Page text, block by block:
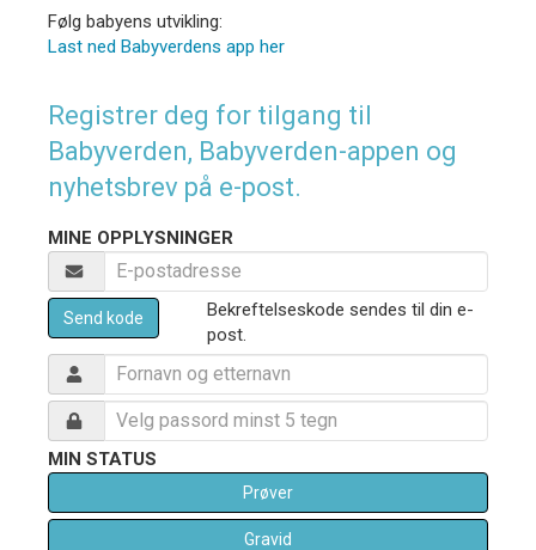
Følg babyens utvikling:
Last ned Babyverdens app her
Registrer deg for tilgang til
Babyverden, Babyverden-appen og
nyhetsbrev på e-post.
MINE OPPLYSNINGER
Send kode
Bekreftelseskode sendes til din e-
post.
MIN STATUS
Prøver
Gravid